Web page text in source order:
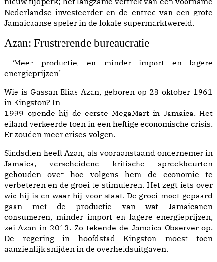
Nederlandse investeerder en de entree van een grote
Jamaicaanse speler in de lokale supermarktwereld.
Azan: Frustrerende bureaucratie
‘Meer productie, en minder import en lagere
energieprijzen’
Wie is Gassan Elias Azan, geboren op 28 oktober 1961
in Kingston? In
1999 opende hij de eerste MegaMart in Jamaica. Het
eiland verkeerde toen in een heftige economische crisis.
Er zouden meer crises volgen.
Sindsdien heeft Azan, als vooraanstaand ondernemer in
Jamaica, verscheidene kritische spreekbeurten
gehouden over hoe volgens hem de economie te
verbeteren en de groei te stimuleren. Het zegt iets over
wie hij is en waar hij voor staat. De groei moet gepaard
gaan met de productie van wat Jamaicanen
consumeren, minder import en lagere energieprijzen,
zei Azan in 2013. Zo tekende de Jamaica Observer op.
De regering in hoofdstad Kingston moest toen
aanzienlijk snijden in de overheidsuitgaven.